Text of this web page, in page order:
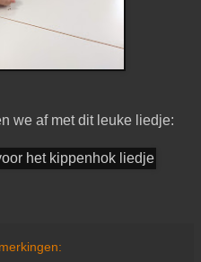
we af met dit leuke liedje: